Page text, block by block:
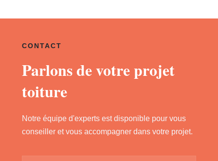
CONTACT
Parlons de votre projet
toiture
Notre équipe d'experts est disponible pour vous
conseiller et vous accompagner dans votre projet.